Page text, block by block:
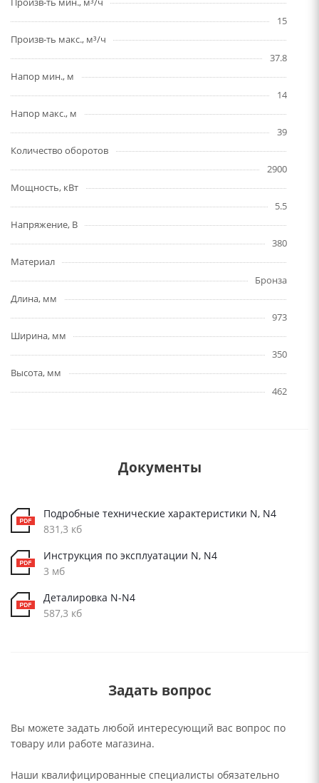
15
Произв-ть макс., м³/ч
37.8
Напор мин., м
14
Напор макс., м
39
Количество оборотов
2900
Мощность, кВт
5.5
Напряжение, В
380
Материал
Бронза
Длина, мм
973
Ширина, мм
350
Высота, мм
462
Документы
Подробные технические характеристики N, N4
831,3 кб
Инструкция по эксплуатации N, N4
3 мб
Деталировка N-N4
587,3 кб
Задать вопрос
Вы можете задать любой интересующий вас вопрос по
товару или работе магазина.
Наши квалифицированные специалисты обязательно